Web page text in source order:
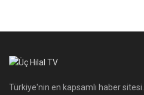
Türkiye'nin en kapsamlı haber